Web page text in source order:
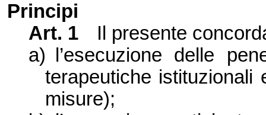
Principi
Art. 1
Il presente
a)
l’esecuzione delle
terapeutiche istituzionali
misure);